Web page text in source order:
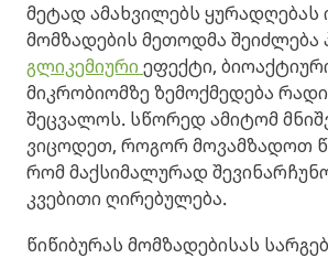
მეტად ამახვილებს ყურადღებას
მომზადების მეთოდმა
გლიკემიური ეფექტი,
მიკრობიომზე ზემოქმედება
შეცვალოს. სწორედ ამიტომ
ვიცოდეთ, როგორ მოვამზადოთ
რომ მაქსიმალურად
კვებითი ღირებულება.
წიწიბურას მომზადებისას